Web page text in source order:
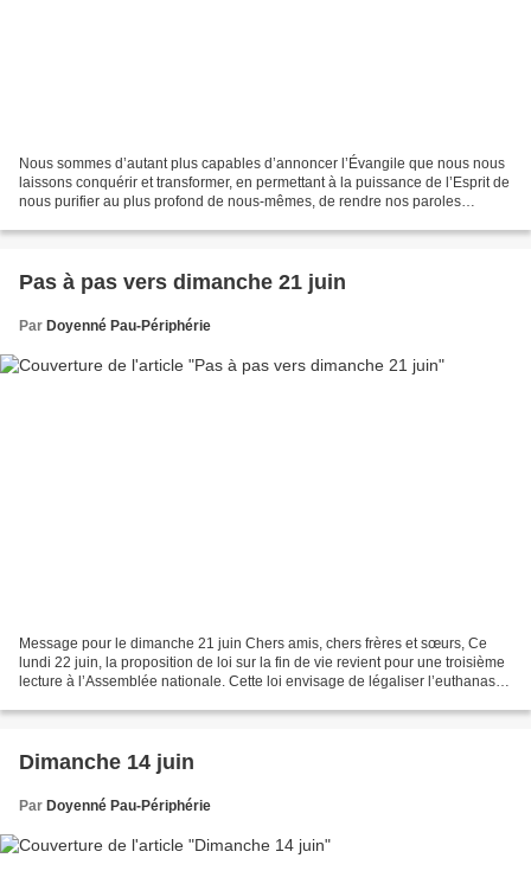
Nous sommes d’autant plus capables d’annoncer l’Évangile que nous nous
laissons conquérir et transformer, en permettant à la puissance de l’Esprit de
nous purifier au plus profond de nous-mêmes, de rendre nos paroles
Pas à pas vers dimanche 21 juin
Par Doyenné Pau-Périphérie
Message pour le dimanche 21 juin Chers amis, chers frères et sœurs, Ce
lundi 22 juin, la proposition de loi sur la fin de vie revient pour une troisième
lecture à l’Assemblée nationale. Cette loi envisage de légaliser l’euthanasie
Dimanche 14 juin
Par Doyenné Pau-Périphérie